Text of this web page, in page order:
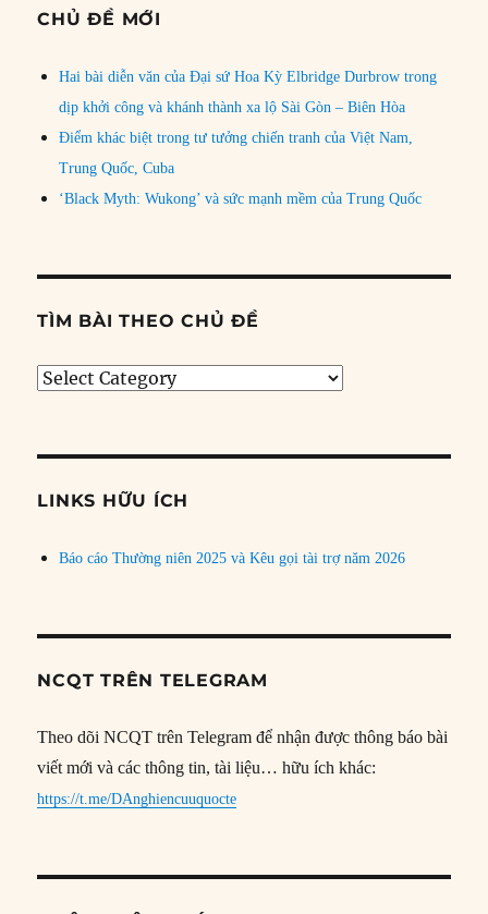
CHỦ ĐỀ MỚI
Hai bài diễn văn của Đại sứ Hoa Kỳ Elbridge Durbrow trong
dịp khởi công và khánh thành xa lộ Sài Gòn – Biên Hòa
Điểm khác biệt trong tư tưởng chiến tranh của Việt Nam,
Trung Quốc, Cuba
‘Black Myth: Wukong’ và sức mạnh mềm của Trung Quốc
TÌM BÀI THEO CHỦ ĐỀ
Tìm
đề
LINKS HỮU ÍCH
Báo cáo Thường niên 2025 và Kêu gọi tài trợ năm 2026
NCQT TRÊN TELEGRAM
Theo dõi NCQT trên Telegram để nhận được thông báo bài
viết mới và các thông tin, tài liệu… hữu ích khác:
https://t.me/DAnghiencuuquocte